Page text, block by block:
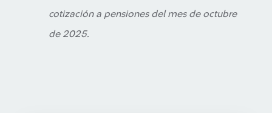
cotización a pensiones del mes de octubre
de 2025.